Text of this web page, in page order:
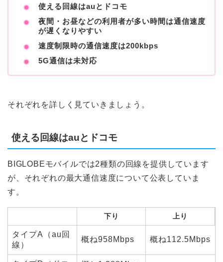
使える回線はauとドコモ
夜間・お昼などの利用者が多い時間は通信速度
が遅くなりやすい
速度制限時の通信速度は200kbps
5G通信は未対応
それぞれを詳しく見ていきましょう。
使える回線はauとドコモ
BIGLOBEモバイルでは2種類の回線を提供しています
が、それぞれの最大通信速度について公表していま
す。
下り 上り
タイプA（au回
線）
概ね958Mbps 概ね112.5Mbps